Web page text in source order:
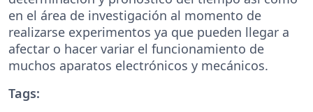
en el área de investigación al momento de
realizarse experimentos ya que pueden llegar a
afectar o hacer variar el funcionamiento de
muchos aparatos electrónicos y mecánicos.
Tags: